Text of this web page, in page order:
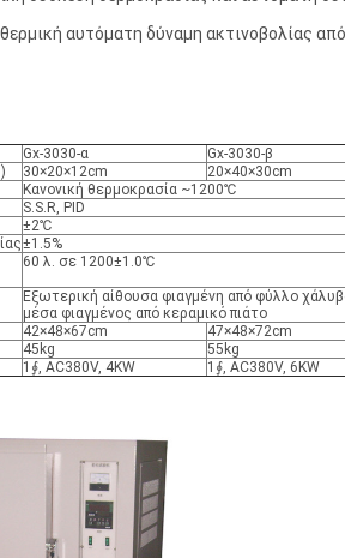
αυτόματη δύναμη ακτινοβολίας
Gx-3030-α
Gx-3030-β
30×20×12cm
20×40×30cm
Κανονική θερμοκρασία ~1200℃
S.S.R, PID
±2℃
±1.5%
60 λ. σε 1200±1.0℃
Εξωτερική αίθουσα φιαγμένη από φύλλο
μέσα φιαγμένος από κεραμικό πιάτο
42×48×67cm
47×48×72cm
45kg
55kg
1∮, AC380V, 4KW 1∮, AC380V, 6KW